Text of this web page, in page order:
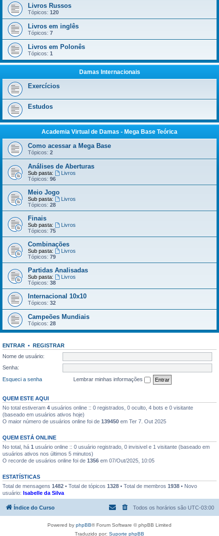
Livros Russos
Tópicos: 120
Livros em inglês
Tópicos: 7
Livros em Polonês
Tópicos: 1
Damas Internacionais
Exercícios
Estudos
Academia Virtual de Damas - Mega Base Teórica
Como acessar a Mega Base
Tópicos: 2
Análises de Aberturas
Sub pasta:
Livros
Tópicos: 96
Meio Jogo
Sub pasta:
Livros
Tópicos: 28
Finais
Sub pasta:
Livros
Tópicos: 75
Combinações
Sub pasta:
Livros
Tópicos: 79
Partidas Analisadas
Sub pasta:
Livros
Tópicos: 38
Internacional 10x10
Tópicos: 32
Campeões Mundiais
Tópicos: 28
ENTRAR • REGISTRAR
Nome de usuário:
Senha:
Esqueci a senha
Lembrar minhas informações
QUEM ESTE AQUI
No total estiveram 4 usuários online :: 0 registrados, 0 oculto, 4 bots e 0 visitante
(baseado em usuários ativos hoje)
O maior número de usuários online foi de 139450 em Ter 7. Out 2025
QUEM ESTÁ ONLINE
No total, há 1 usuário online :: 0 usuário registrado, 0 invisivel e 1 visitante (baseado em
usuários ativos nos últimos 5 minutos)
O recorde de usuários online foi de 1356 em 07/Out/2025, 10:05
ESTATÍSTICAS
Total de mensagens 1482 • Total de tópicos 1328 • Total de membros 1938 • Novo
usuário: Isabelle da Silva
Índice do Curso Todos os horários são UTC-03:00
Powered by phpBB® Forum Software © phpBB Limited
Traduzido por: Suporte phpBB